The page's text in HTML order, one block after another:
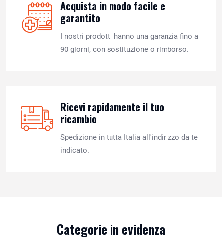
Acquista in modo facile e
garantito
I nostri prodotti hanno una garanzia fino a
90 giorni, con sostituzione o rimborso.
Ricevi rapidamente il tuo
ricambio
Spedizione in tutta Italia all'indirizzo da te
indicato.
Categorie in evidenza